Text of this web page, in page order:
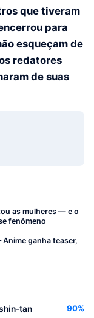
que tiveram
para
esqueçam de
redatores
de suas
as mulheres — e o
fenômeno
Anime ganha teaser,
tan 90%